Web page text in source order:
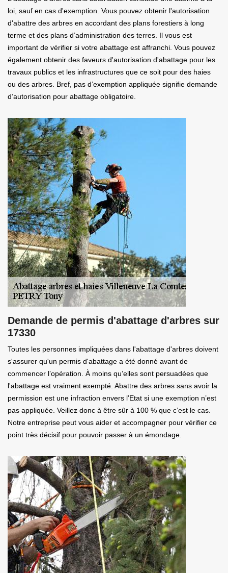
loi, sauf en cas d'exemption. Vous pouvez obtenir l'autorisation
d'abattre des arbres en accordant des plans forestiers à long
terme et des plans d’administration des terres. Il vous est
important de vérifier si votre abattage est affranchi. Vous pouvez
également obtenir des faveurs d'autorisation d'abattage pour les
travaux publics et les infrastructures que ce soit pour des haies
ou des arbres. Bref, pas d’exemption appliquée signifie demande
d’autorisation pour abattage obligatoire.
Demande de permis d'abattage d'arbres sur
17330
Toutes les personnes impliquées dans l'abattage d'arbres doivent
s'assurer qu'un permis d'abattage a été donné avant de
commencer l’opération. À moins qu’elles sont persuadées que
l'abattage est vraiment exempté. Abattre des arbres sans avoir la
permission est une infraction envers l’Etat si une exemption n’est
pas appliquée. Veillez donc à être sûr à 100 % que c’est le cas.
Notre entreprise peut vous aider et accompagner pour vérifier ce
point très décisif pour pouvoir passer à un émondage.